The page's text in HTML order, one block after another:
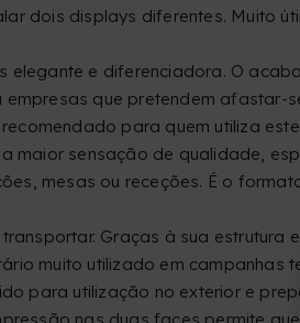
dois displays diferentes. Muito
elegante e diferenciadora. O
que pretendem afastar-
para quem utiliza
maior sensação de qualidade,
mesas ou receções. É o
Graças à sua estrutura
muito utilizado em campanhas
para utilização no exterior e